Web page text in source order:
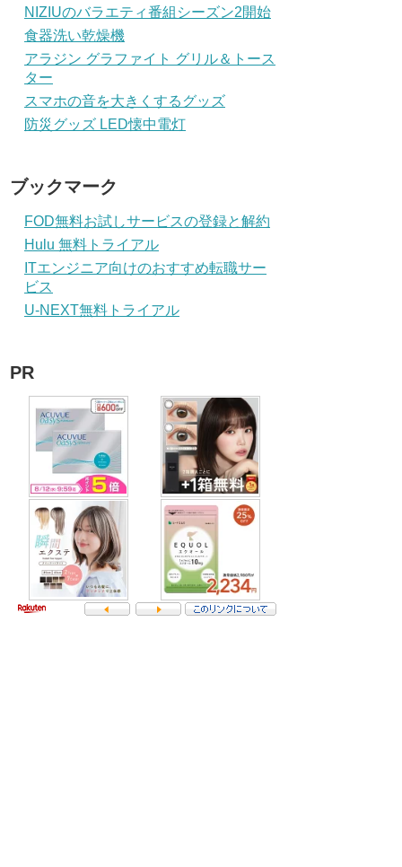
NIZIUのバラエティ番組シーズン2開始
食器洗い乾燥機
アラジン グラファイト グリル＆トース
ター
スマホの音を大きくするグッズ
防災グッズ LED懐中電灯
ブックマーク
FOD無料お試しサービスの登録と解約
Hulu 無料トライアル
ITエンジニア向けのおすすめ転職サー
ビス
U-NEXT無料トライアル
PR